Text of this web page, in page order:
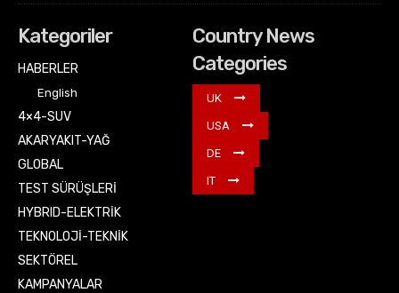
Kategoriler
HABERLER
English
4×4-SUV
AKARYAKIT-YAĞ
GLOBAL
TEST SÜRÜŞLERİ
HYBRID-ELEKTRİK
TEKNOLOJİ-TEKNİK
SEKTÖREL
KAMPANYALAR
Country News
Categories
UK
USA
DE
IT